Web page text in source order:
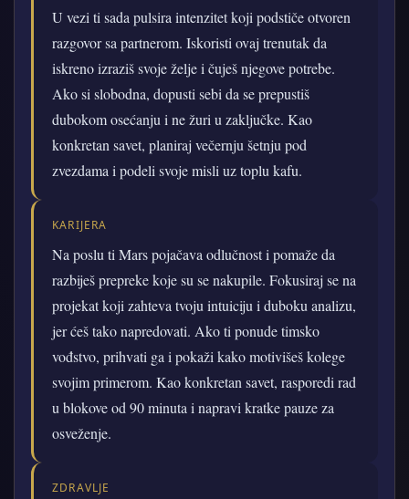
U vezi ti sada pulsira intenzitet koji podstiče otvoren
razgovor sa partnerom. Iskoristi ovaj trenutak da
iskreno izraziš svoje želje i čuješ njegove potrebe.
Ako si slobodna, dopusti sebi da se prepustiš
dubokom osećanju i ne žuri u zaključke. Kao
konkretan savet, planiraj večernju šetnju pod
zvezdama i podeli svoje misli uz toplu kafu.
KARIJERA
Na poslu ti Mars pojačava odlučnost i pomaže da
razbiješ prepreke koje su se nakupile. Fokusiraj se na
projekat koji zahteva tvoju intuiciju i duboku analizu,
jer ćeš tako napredovati. Ako ti ponude timsko
vođstvo, prihvati ga i pokaži kako motivišeš kolege
svojim primerom. Kao konkretan savet, rasporedi rad
u blokove od 90 minuta i napravi kratke pauze za
osveženje.
ZDRAVLJE